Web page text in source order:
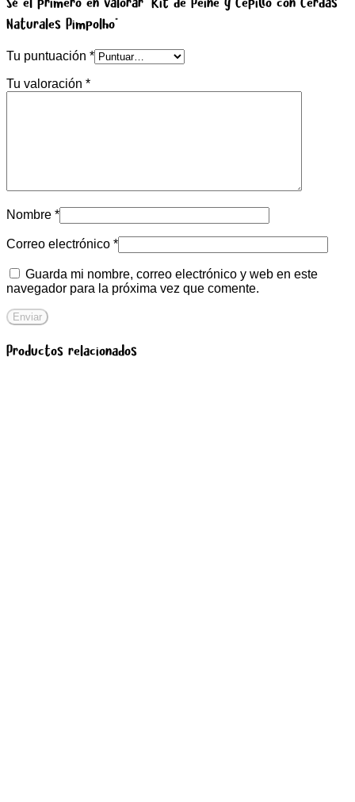
Naturales Pimpolho”
Tu puntuación *
Tu valoración *
Nombre *
Correo electrónico *
Guarda mi nombre, correo electrónico y web en este
navegador para la próxima vez que comente.
Productos relacionados